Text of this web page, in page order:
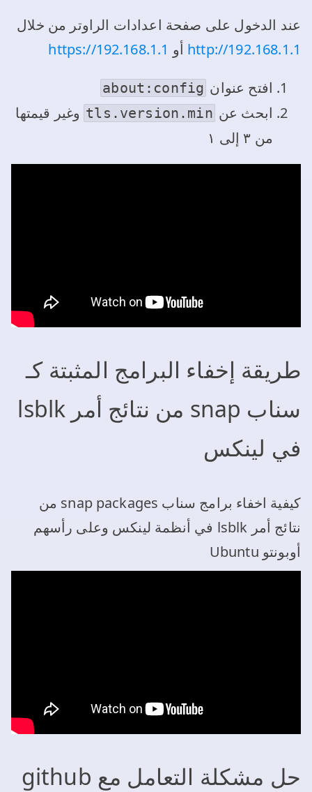
عند الدخول على صفحة اعدادات الراوتر من خلال
http://192.168.1.1 أو https://192.168.1.1
افتح عنوان about:config
ابحث عن tls.version.min وغير قيمتها
من ٣ إلى ١
طريقة إخفاء البرامج المثبتة كـ
سناب snap من نتائج أمر lsblk
في لينكس
كيفية اخفاء برامج سناب snap packages من
نتائج أمر lsblk في أنظمة لينكس وعلى رأسهم
أوبونتو Ubuntu
حل مشكلة التعامل مع github